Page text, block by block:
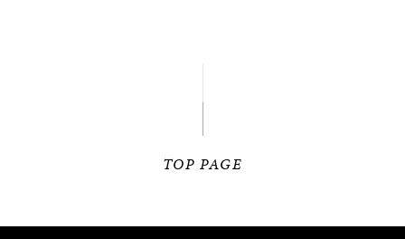
TOP PAGE